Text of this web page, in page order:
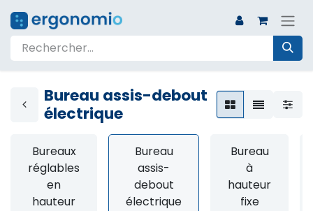
Bureau assis-debout
électrique
Bureaux
réglables
en
hauteur
Bureau
assis-
debout
électrique
Bureau
à
hauteur
fixe